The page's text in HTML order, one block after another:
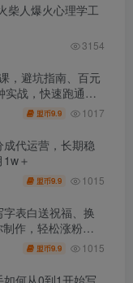
柴人爆火心理学工
3154
，避坑指南、百元
战，快速跑通首
盟币9.9 1017
代运营，长期稳
＋
盟币9.9 1015
表白送祝福、换
作，轻松涨粉
盟币9.9 1015
何从0到1开始写